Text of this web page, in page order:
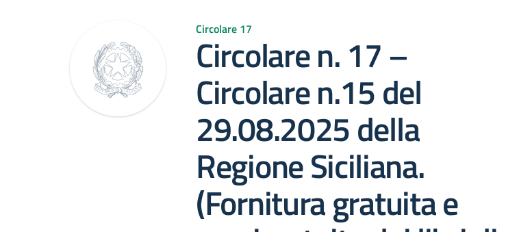
Circolare 17
Circolare n. 17 –
Circolare n.15 del
29.08.2025 della
Regione Siciliana.
(Fornitura gratuita e